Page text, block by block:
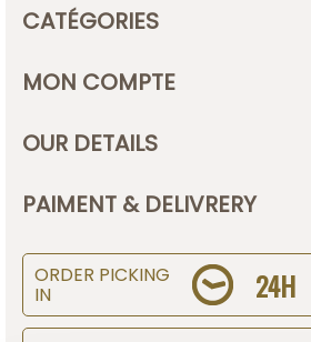
CATÉGORIES
MON COMPTE
OUR DETAILS
PAIMENT & DELIVRERY
ORDER PICKING
IN 24H